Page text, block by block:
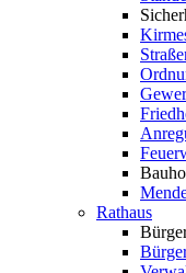
Rathaus